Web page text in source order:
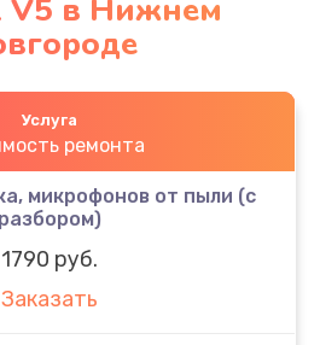
V5 в Нижнем
Услуга
ремонта
микрофонов от пыли (с
разбором)
1790 руб.
Заказать